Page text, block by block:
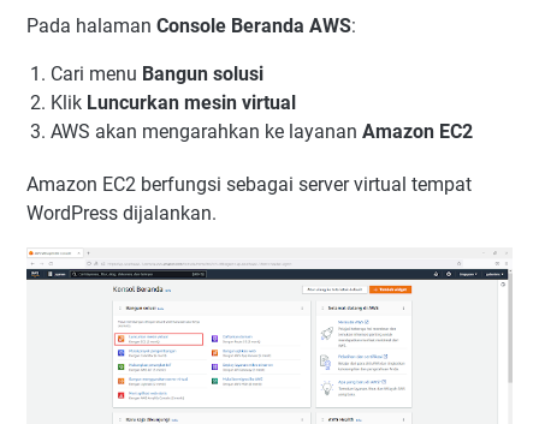
Pada halaman Console Beranda AWS:
Cari menu Bangun solusi
Klik Luncurkan mesin virtual
AWS akan mengarahkan ke layanan Amazon EC2
Amazon EC2 berfungsi sebagai server virtual tempat
WordPress dijalankan.